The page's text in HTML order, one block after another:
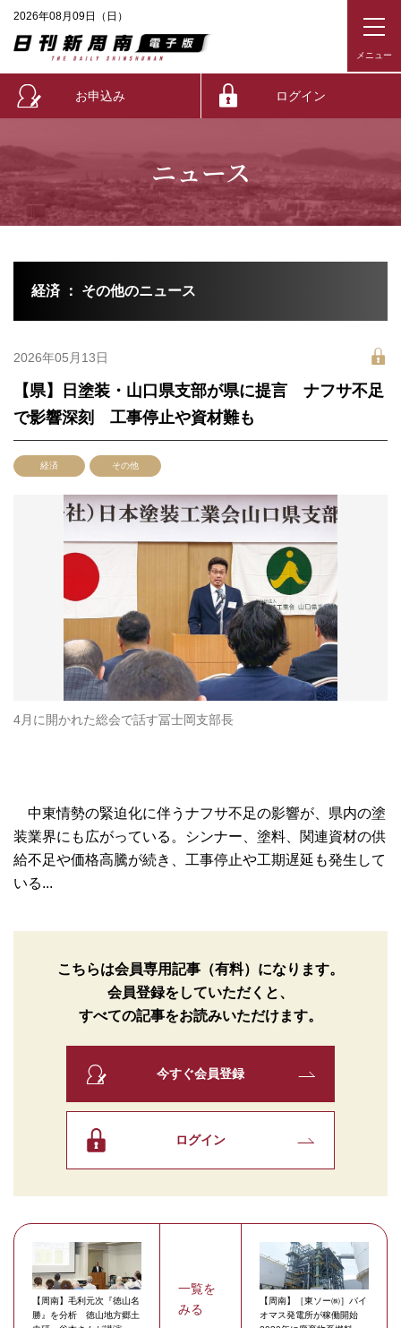
2026年08月09日（日）
お申込み ログイン
ニュース
経済 ： その他のニュース
2026年05月13日
【県】日塗装・山口県支部が県に提言 ナフサ不足
で影響深刻 工事停止や資材難も
経済 その他
4月に開かれた総会で話す冨士岡支部長
中東情勢の緊迫化に伴うナフサ不足の影響が、県内の塗
装業界にも広がっている。シンナー、塗料、関連資材の供
給不足や価格高騰が続き、工事停止や工期遅延も発生して
いる...
こちらは会員専用記事（有料）になります。
会員登録をしていただくと、
すべての記事をお読みいただけます。
今すぐ会員登録
ログイン
【周南】毛利元次『徳山名
勝』を分析 徳山地方郷土
一覧を
みる
【周南】［東ソー㈱］バイ
オマス発電所が稼働開始